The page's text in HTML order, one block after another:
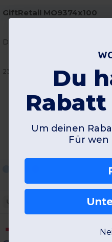
GiftRetail MO9374x100
23 g
Unique
Du
Um deinen
Für wen